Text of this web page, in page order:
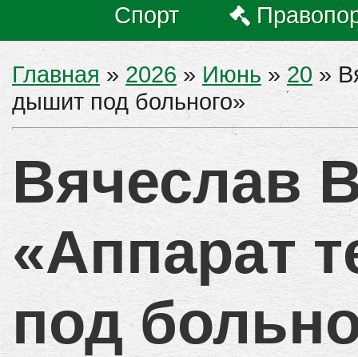
Спорт
Главная » 2026 » Июнь » 20 »
дышит под больного»
Вячеслав
«Аппарат
под